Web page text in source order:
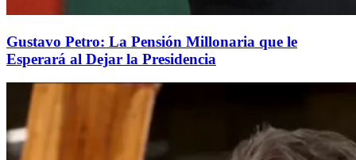
Gustavo Petro: La Pensión Millonaria que le
Esperará al Dejar la Presidencia